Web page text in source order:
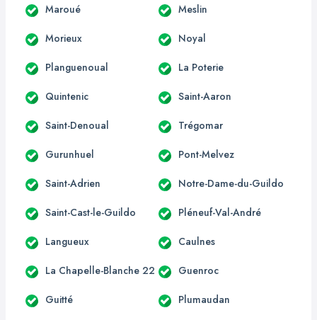
Maroué Meslin
Morieux Noyal
Planguenoual La Poterie
Quintenic Saint-Aaron
Saint-Denoual Trégomar
Gurunhuel Pont-Melvez
Saint-Adrien Notre-Dame-du-Guildo
Saint-Cast-le-Guildo Pléneuf-Val-André
Langueux Caulnes
La Chapelle-Blanche 22 Guenroc
Guitté Plumaudan